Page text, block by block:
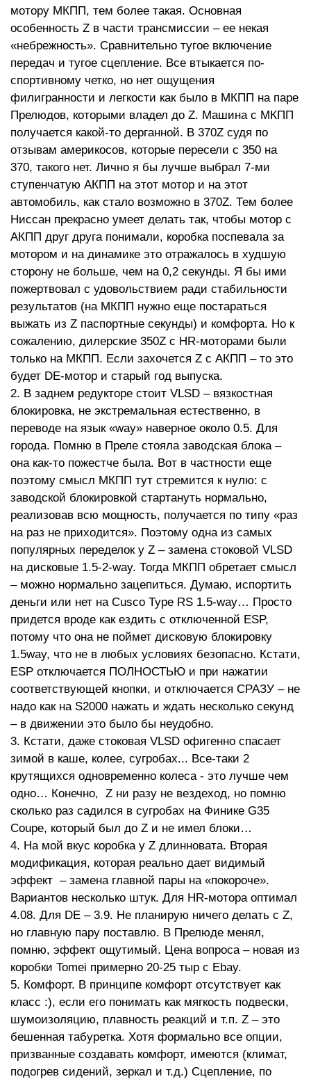
мотору МКПП, тем более такая. Основная
особенность Z в части трансмиссии – ее некая
«небрежность». Сравнительно тугое включение
передач и тугое сцепление. Все втыкается по-
спортивному четко, но нет ощущения
филигранности и легкости как было в МКПП на паре
Прелюдов, которыми владел до Z. Машина с МКПП
получается какой-то дерганной. В 370Z судя по
отзывам америкосов, которые пересели с 350 на
370, такого нет. Лично я бы лучше выбрал 7-ми
ступенчатую АКПП на этот мотор и на этот
автомобиль, как стало возможно в 370Z. Тем более
Ниссан прекрасно умеет делать так, чтобы мотор с
АКПП друг друга понимали, коробка поспевала за
мотором и на динамике это отражалось в худшую
сторону не больше, чем на 0,2 секунды. Я бы ими
пожертвовал с удовольствием ради стабильности
результатов (на МКПП нужно еще постараться
выжать из Z паспортные секунды) и комфорта. Но к
сожалению, дилерские 350Z c HR-моторами были
только на МКПП. Если захочется Z c АКПП – то это
будет DE-мотор и старый год выпуска.
2. В заднем редукторе стоит VLSD – вязкостная
блокировка, не экстремальная естественно, в
переводе на язык «way» наверное около 0.5. Для
города. Помню в Преле стояла заводская блока –
она как-то пожестче была. Вот в частности еще
поэтому смысл МКПП тут стремится к нулю: с
заводской блокировкой стартануть нормально,
реализовав всю мощность, получается по типу «раз
на раз не приходится». Поэтому одна из самых
популярных переделок у Z – замена стоковой VLSD
на дисковые 1.5-2-way. Тогда МКПП обретает смысл
– можно нормально зацепиться. Думаю, испортить
деньги или нет на Cusco Type RS 1.5-way… Просто
придется вроде как ездить с отключенной ESP,
потому что она не поймет дисковую блокировку
1.5way, что не в любых условиях безопасно. Кстати,
ESP отключается ПОЛНОСТЬЮ и при нажатии
соответствующей кнопки, и отключается СРАЗУ – не
надо как на S2000 нажать и ждать несколько секунд
– в движении это было бы неудобно.
3. Кстати, даже стоковая VLSD офигенно спасает
зимой в каше, колее, сугробах... Все-таки 2
крутящихся одновременно колеса - это лучше чем
одно… Конечно, Z ни разу не вездеход, но помню
сколько раз садился в сугробах на Финике G35
Coupe, который был до Z и не имел блоки…
4. На мой вкус коробка у Z длинновата. Вторая
модификация, которая реально дает видимый
эффект – замена главной пары на «покороче».
Вариантов несколько штук. Для HR-мотора оптимал
4.08. Для DE – 3.9. Не планирую ничего делать с Z,
но главную пару поставлю. В Прелюде менял,
помню, эффект ощутимый. Цена вопроса – новая из
коробки Tomei примерно 20-25 тыр с Ebay.
5. Комфорт. В принципе комфорт отсутствует как
класс :), если его понимать как мягкость подвески,
шумоизоляцию, плавность реакций и т.п. Z – это
бешенная табуретка. Хотя формально все опции,
призванные создавать комфорт, имеются (климат,
подогрев сидений, зеркал и т.д.) Сцепление, по